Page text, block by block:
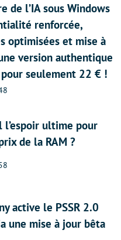
de l’IA sous Windows
renforcée,
optimisées et mise à
version authentique
seulement 22 € !
l’espoir ultime pour
de la RAM ?
active le PSSR 2.0
une mise à jour bêta